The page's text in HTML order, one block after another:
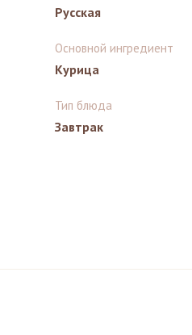
Русская
Основной ингредиент
Курица
Тип блюда
Завтрак